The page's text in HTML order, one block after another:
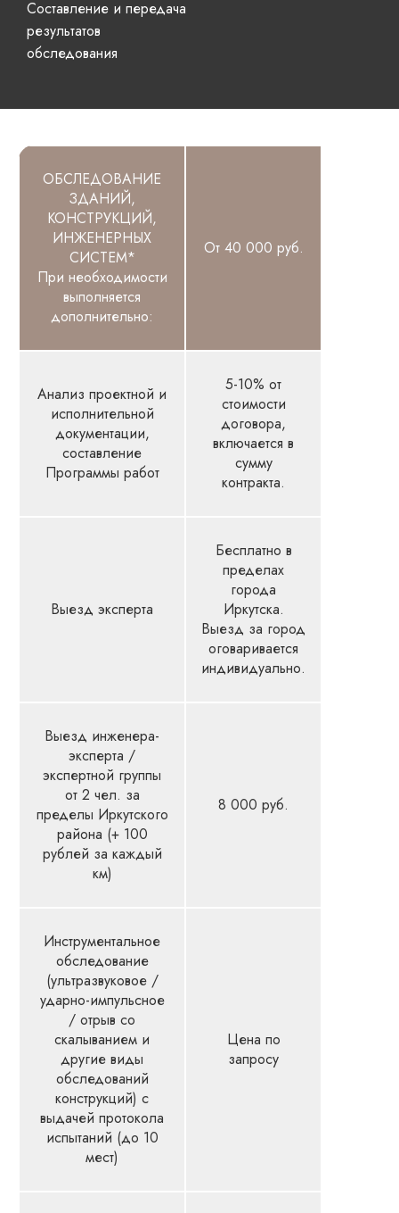
Составление и передача
результатов
обследования
ОБСЛЕДОВАНИЕ
ЗДАНИЙ,
КОНСТРУКЦИЙ,
ИНЖЕНЕРНЫХ
СИСТЕМ*
При необходимости
выполняется
дополнительно:
От 40 000 руб.
Анализ проектной и
исполнительной
документации,
составление
Программы работ
5-10% от
стоимости
договора,
включается в
сумму
контракта.
Выезд эксперта
Бесплатно в
пределах
города
Иркутска.
Выезд за город
оговаривается
индивидуально.
Выезд инженера-
эксперта /
экспертной группы
от 2 чел. за
пределы Иркутского
района (+ 100
рублей за каждый
км)
8 000 руб.
Инструментальное
обследование
(ультразвуковое /
ударно-импульсное
/ отрыв со
скалыванием и
другие виды
обследований
конструкций) с
выдачей протокола
испытаний (до 10
мест)
Цена по
запросу